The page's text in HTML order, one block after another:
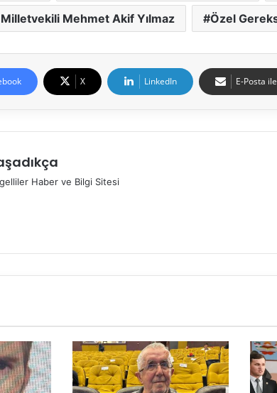
Mehmet Akif Yılmaz Özel
X LinkedIn E-Posta
Haber ve Bilgi Sitesi